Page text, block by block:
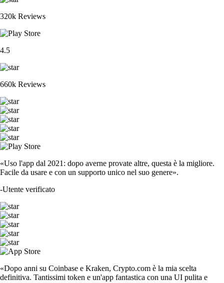
320k Reviews
4.5
660k Reviews
«Uso l'app dal 2021: dopo averne provate altre, questa è la migliore.
Facile da usare e con un supporto unico nel suo genere».
-Utente verificato
«Dopo anni su Coinbase e Kraken, Crypto.com è la mia scelta
definitiva. Tantissimi token e un'app fantastica con una UI pulita e